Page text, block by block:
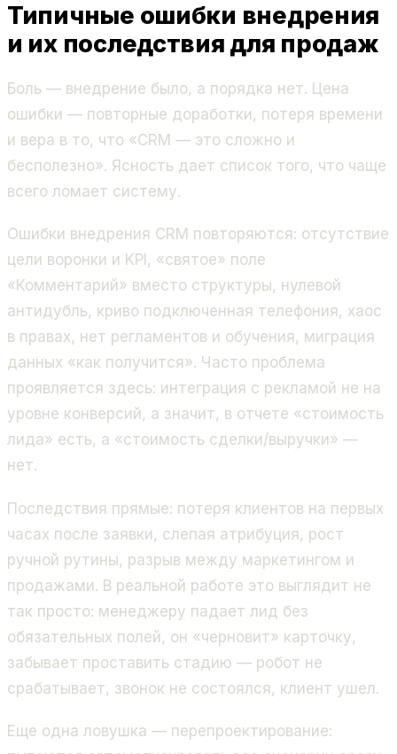
Типичные ошибки внедрения
и их последствия для продаж
Боль — внедрение было, а порядка нет. Цена
ошибки — повторные доработки, потеря времени
и вера в то, что «CRM — это сложно и
бесполезно». Ясность дает список того, что чаще
всего ломает систему.
Ошибки внедрения CRM повторяются: отсутствие
цели воронки и KPI, «святое» поле
«Комментарий» вместо структуры, нулевой
антидубль, криво подключенная телефония, хаос
в правах, нет регламентов и обучения, миграция
данных «как получится». Часто проблема
проявляется здесь: интеграция с рекламой не на
уровне конверсий, а значит, в отчете «стоимость
лида» есть, а «стоимость сделки/выручки» —
нет.
Последствия прямые: потеря клиентов на первых
часах после заявки, слепая атрибуция, рост
ручной рутины, разрыв между маркетингом и
продажами. В реальной работе это выглядит не
так просто: менеджеру падает лид без
обязательных полей, он «черновит» карточку,
забывает проставить стадию — робот не
срабатывает, звонок не состоялся, клиент ушел.
Еще одна ловушка — перепроектирование: